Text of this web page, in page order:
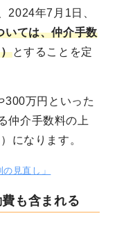
2024年7月1日、
いては、仲介手数
とすることを定
300万円といった
仲介手数料の上
になります。
見直し」
も含まれる